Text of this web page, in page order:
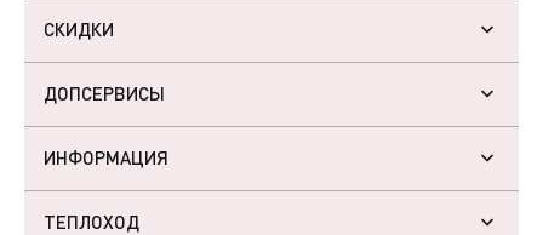
СКИДКИ
ДОПСЕРВИСЫ
ИНФОРМАЦИЯ
ТЕПЛОХОД